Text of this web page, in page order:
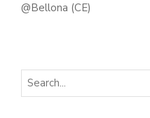
@Bellona (CE)